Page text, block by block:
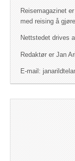
Reisemagazinet
med reising å gjøre.
Nettstedet drives
Redaktør er Jan
E-mail: